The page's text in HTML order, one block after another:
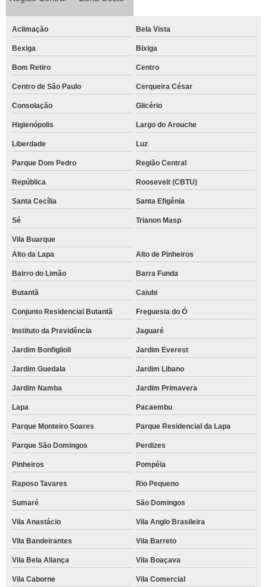
Aclimação Bela Vista
Bexiga Bixiga
Bom Retiro Centro
Centro de São Paulo Cerqueira César
Consolação Glicério
Higienópolis Largo do Arouche
Liberdade Luz
Parque Dom Pedro Região Central
República Roosevelt (CBTU)
Santa Cecília Santa Efigênia
Sé Trianon Masp
Vila Buarque
Alto da Lapa
Alto de Pinheiros
Bairro do Limão Barra Funda
Butantã Caiubi
Conjunto Residencial Butantã Freguesia do Ó
Instituto da Previdência Jaguaré
Jardim Bonfiglioli Jardim Everest
Jardim Guedala Jardim Libano
Jardim Namba Jardim Primavera
Lapa Pacaembu
Parque Monteiro Soares Parque Residencial da Lapa
Parque São Domingos Perdizes
Pinheiros Pompéia
Raposo Tavares Rio Pequeno
Sumaré São Domingos
Vila Anastácio Vila Anglo Brasileira
Vila Bandeirantes Vila Barreto
Vila Bela Aliança Vila Boaçava
Vila Caborne Vila Comercial